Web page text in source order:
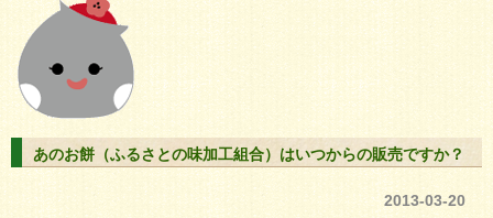
あのお餅（ふるさとの味加工組合）はいつからの販売ですか？
2013-03-20